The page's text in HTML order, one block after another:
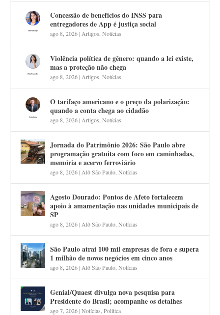
Concessão de benefícios do INSS para
entregadores de App é justiça social
ago 8, 2026| Artigos ,Notícias
Violência política de gênero: quando a lei existe,
mas a proteção não chega
ago 8, 2026| Artigos ,Notícias
O tarifaço americano e o preço da polarização:
quando a conta chega ao cidadão
ago 8, 2026| Artigos ,Notícias
Jornada do Patrimônio 2026: São Paulo abre
programação gratuita com foco em caminhadas,
memória e acervo ferroviário
ago 8, 2026| Alô São Paulo ,Notícias
Agosto Dourado: Pontos de Afeto fortalecem
apoio à amamentação nas unidades municipais de
SP
ago 8, 2026| Alô São Paulo ,Notícias
São Paulo atrai 100 mil empresas de fora e supera
1 milhão de novos negócios em cinco anos
ago 8, 2026| Alô São Paulo ,Notícias
Genial/Quaest divulga nova pesquisa para
Presidente do Brasil; acompanhe os detalhes
ago 7, 2026|Notícias ,Política